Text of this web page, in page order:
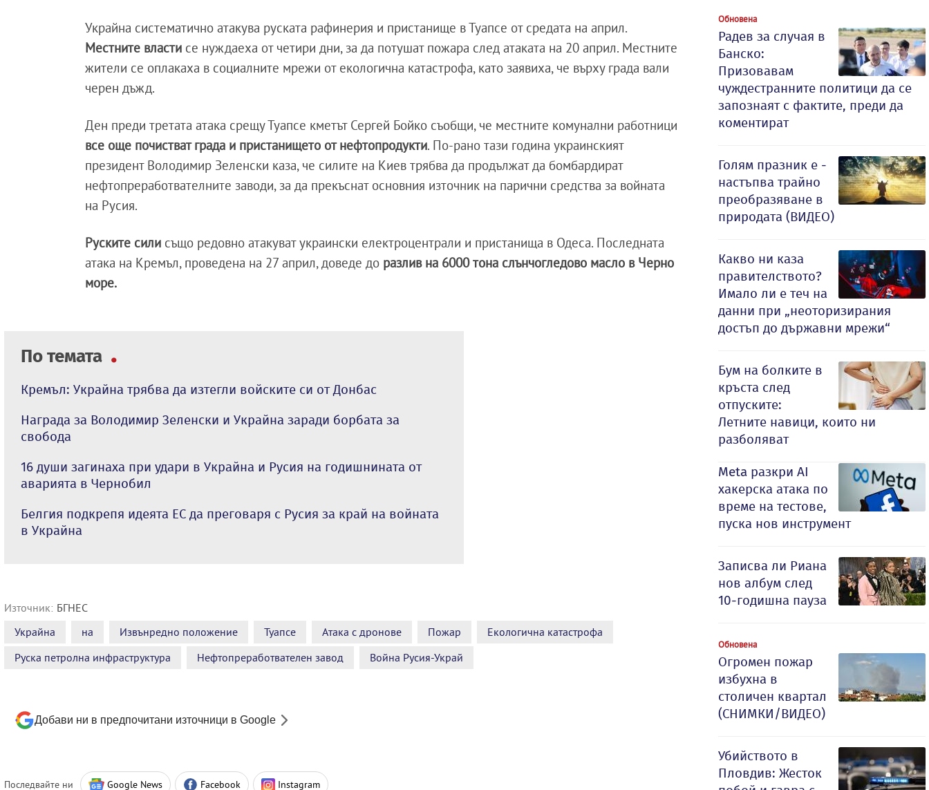
Украйна систематично атакува руската рафинерия и пристанище в Туапсе от средата на април.
Местните власти се нуждаеха от четири дни, за да потушат пожара след атаката на 20 април. Местните
жители се оплакаха в социалните мрежи от екологична катастрофа, като заявиха, че върху града вали
черен дъжд.
Ден преди третата атака срещу Туапсе кметът Сергей Бойко съобщи, че местните комунални работници
все още почистват града и пристанището от нефтопродукти. По-рано тази година украинският
президент Володимир Зеленски каза, че силите на Киев трябва да продължат да бомбардират
нефтопреработвателните заводи, за да прекъснат основния източник на парични средства за войната
на Русия.
Руските сили също редовно атакуват украински електроцентрали и пристанища в Одеса. Последната
атака на Кремъл, проведена на 27 април, доведе до разлив на 6000 тона слънчогледово масло в Черно
море.
По темата
Кремъл: Украйна трябва да изтегли войските си от Донбас
Награда за Володимир Зеленски и Украйна заради борбата за
свобода
16 души загинаха при удари в Украйна и Русия на годишнината от
аварията в Чернобил
Белгия подкрепя идеята ЕС да преговаря с Русия за край на войната
в Украйна
Източник: БГНЕС
Украйна
на Извънредно положение Туапсе Атака с дронове Пожар
Екологична катастрофа
Руска петролна инфраструктура
Нефтопреработвателен завод Война Русия-Украй
Добави ни в предпочитани източници в Google
Последвайте ни Google News Facebook Instagram
Обновена
Радев за случая в
Банско:
Призовавам
чуждестранните политици да се
запознаят с фактите, преди да
коментират
Голям празник е -
настъпва трайно
преобразяване в
природата (ВИДЕО)
Какво ни каза
правителството?
Имало ли е теч на
данни при „неоторизирания
достъп до държавни мрежи“
Бум на болките в
кръста след
отпуските:
Летните навици, които ни
разболяват
Meta разкри AI
хакерска атака по
време на тестове,
пуска нов инструмент
Записва ли Риана
нов албум след
10-годишна пауза
Обновена
Огромен пожар
избухна в
столичен квартал
(СНИМКИ/ВИДЕО)
Убийството в
Пловдив: Жесток